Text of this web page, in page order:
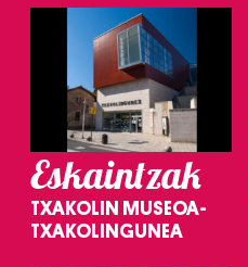
Eskaintzak
TXAKOLIN MUSEOA-
TXAKOLINGUNEA